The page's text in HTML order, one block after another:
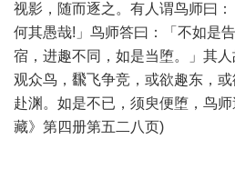
视影，随而逐之。有人谓鸟师曰：
何其愚哉!」鸟师答曰：「不如是
宿，进趣不同，如是当堕。」其
观众鸟，飜飞争竞，或欲趣东，
赴渊。如是不已，须臾便堕，鸟
藏》第四册第五二八页)